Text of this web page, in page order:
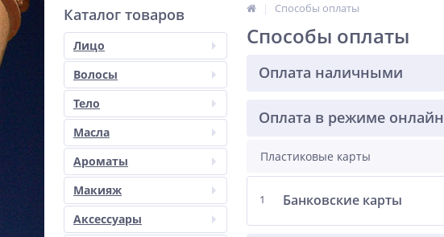
Каталог товаров
Лицо
Волосы
Тело
Масла
Ароматы
Макияж
Аксессуары
Способы оплаты
Способы оплаты
Оплата наличными
Оплата в режиме онлайн
Пластиковые карты
1 Банковские карты